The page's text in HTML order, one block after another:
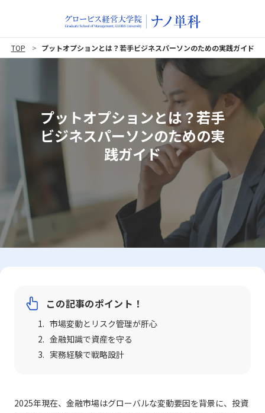
TOP プットオプションとは？若手ビジネスパーソンのための実践ガイド
プットオプションとは？若手
ビジネスパーソンのための実
践ガイド
この記事のポイント！
市場変動とリスク管理が肝心
金融知識で資産を守る
実務経験で戦略設計
2025年現在、金融市場はグローバルな変動要因を背景に、投資